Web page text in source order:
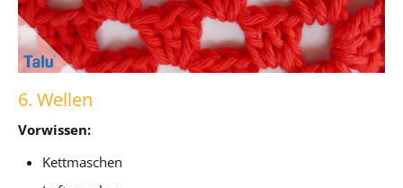
6. Wellen
Vorwissen:
Kettmaschen